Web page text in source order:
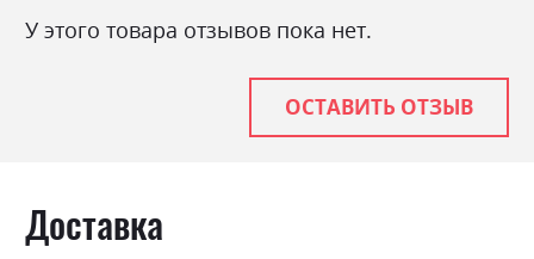
У этого товара отзывов пока нет.
ОСТАВИТЬ ОТЗЫВ
Доставка